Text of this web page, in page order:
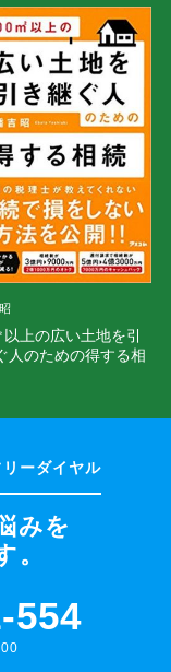
上の広い土地を引
人のための得する相
みを
。
554